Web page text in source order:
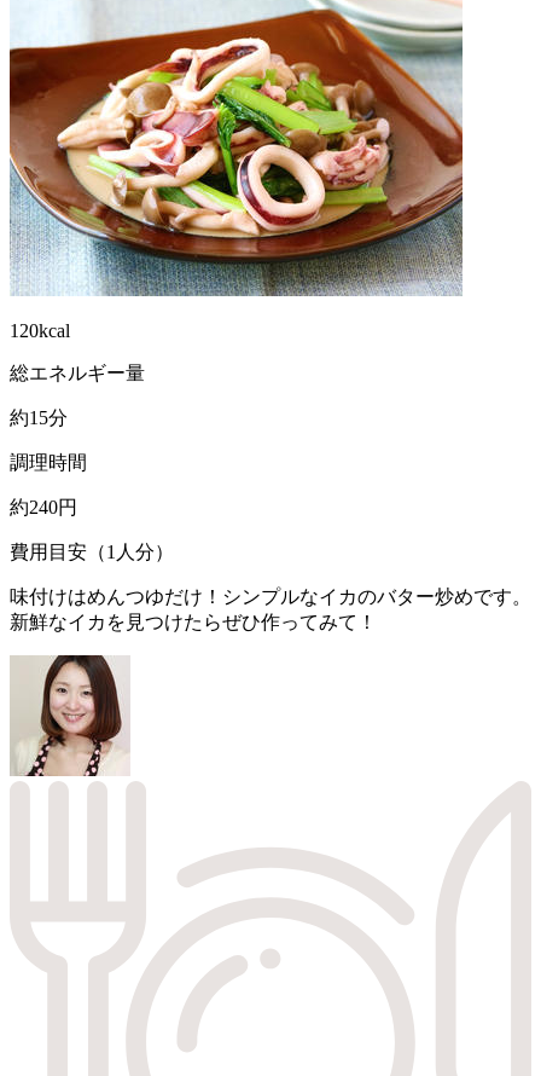
120kcal
総エネルギー量
約15分
調理時間
約240円
費用目安（1人分）
味付けはめんつゆだけ！シンプルなイカのバター炒めです。
新鮮なイカを見つけたらぜひ作ってみて！